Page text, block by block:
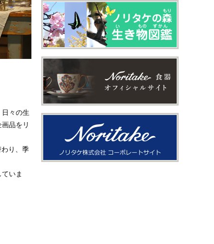
々の生
品をリ
り、季
いま